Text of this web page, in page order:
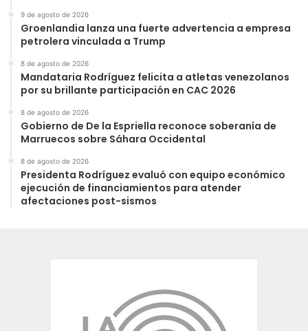
9 de agosto de 2026
Groenlandia lanza una fuerte advertencia a empresa
petrolera vinculada a Trump
8 de agosto de 2026
Mandataria Rodríguez felicita a atletas venezolanos
por su brillante participación en CAC 2026
8 de agosto de 2026
Gobierno de De la Espriella reconoce soberanía de
Marruecos sobre Sáhara Occidental
8 de agosto de 2026
Presidenta Rodríguez evaluó con equipo económico
ejecución de financiamientos para atender
afectaciones post-sismos